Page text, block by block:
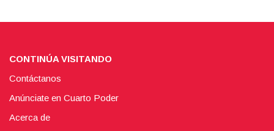
CONTINÚA VISITANDO
Contáctanos
Anúnciate en Cuarto Poder
Acerca de